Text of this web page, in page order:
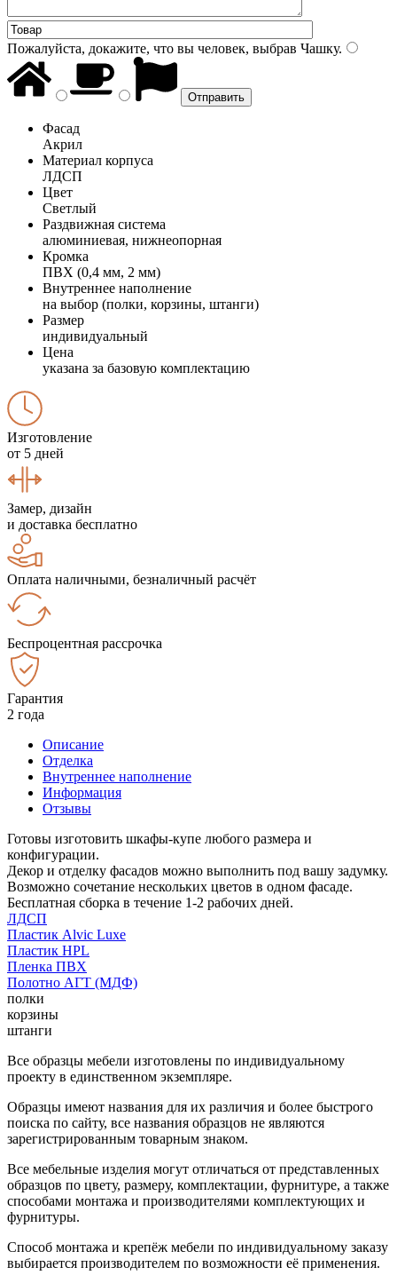
Пожалуйста, докажите, что вы человек, выбрав Чашку.
Фасад
Акрил
Материал корпуса
ЛДСП
Цвет
Светлый
Раздвижная система
алюминиевая, нижнеопорная
Кромка
ПВХ (0,4 мм, 2 мм)
Внутреннее наполнение
на выбор (полки, корзины, штанги)
Размер
индивидуальный
Цена
указана за базовую комплектацию
Изготовление
от 5 дней
Замер, дизайн
и доставка бесплатно
Оплата наличными, безналичный расчёт
Беспроцентная рассрочка
Гарантия
2 года
Описание
Отделка
Внутреннее наполнение
Информация
Отзывы
Готовы изготовить шкафы-купе любого размера и
конфигурации.
Декор и отделку фасадов можно выполнить под вашу задумку.
Возможно сочетание нескольких цветов в одном фасаде.
Бесплатная сборка в течение 1-2 рабочих дней.
ЛДСП
Пластик Alvic Luxe
Пластик HPL
Пленка ПВХ
Полотно АГТ (МДФ)
полки
корзины
штанги
Все образцы мебели изготовлены по индивидуальному
проекту в единственном экземпляре.
Образцы имеют названия для их различия и более быстрого
поиска по сайту, все названия образцов не являются
зарегистрированным товарным знаком.
Все мебельные изделия могут отличаться от представленных
образцов по цвету, размеру, комплектации, фурнитуре, а также
способами монтажа и производителями комплектующих и
фурнитуры.
Способ монтажа и крепёж мебели по индивидуальному заказу
выбирается производителем по возможности её применения.